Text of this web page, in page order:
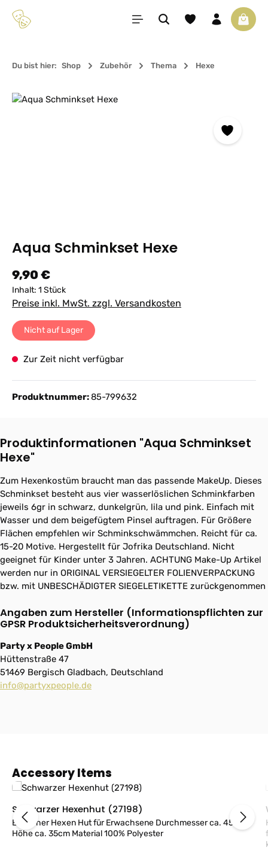
Zum Hauptinhalt springen Du hast 0 Produkte
Du bist hier: Shop Zubehör Thema Hexe
Bildergalerie überspringen
Aqua Schminkset Hexe
Regulärer Preis:
9,90 €
Inhalt: 1 Stück
Preise inkl. MwSt. zzgl. Versandkosten
Nicht auf Lager
Zur Zeit nicht verfügbar
Produktnummer:85-799632
Produktinformationen "Aqua Schminkset
Hexe"
Zum Hexenkostüm braucht man das passende MakeUp. Dieses
Schminkset besteht aus vier wasserlöslichen Schminkfarben
jeweils 6gr in schwarz, dunkelgrün, lila und pink. Einfach mit
Wasser und dem beigefügtem Pinsel auftragen. Für Größere
Flächen empfehlen wir Schminkschwämmchen. Reicht für ca.
15-20 Motive. Hergestellt für Jofrika Deutschland. Nicht
geeignet für Kinder unter 3 Jahren. ACHTUNG Make-Up Artikel
werden nur in ORIGINAL VERSIEGELTER FOLIENVERPACKUNG
bzw. mit UNBESCHÄDIGTER SIEGELETIKETTE zurückgenommen
Angaben zum Hersteller (Informationspflichten zur
GPSR Produktsicherheitsverordnung)
Party x People GmbH
Hüttenstraße 47
51469 Bergisch Gladbach, Deutschland
info@partyxpeople.de
Produktgalerie überspringen
Accessory Items
Schwarzer Hexenhut (27198)
Einfacher Hexen Hut für Erwachsene Durchmesser ca. 45cm,
Höhe ca. 35cm Material 100% Polyester